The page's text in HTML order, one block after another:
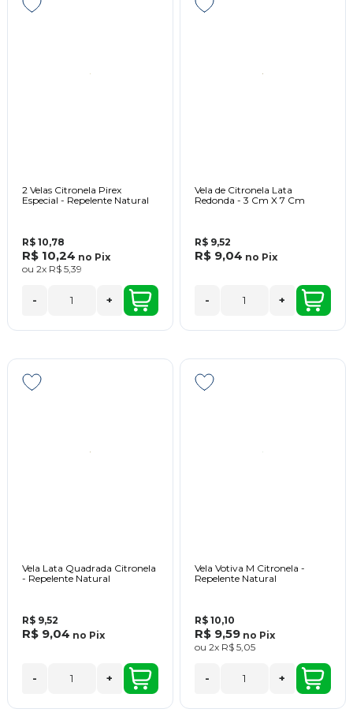
2 Velas Citronela Pirex
Especial - Repelente Natural
R$ 10,78
R$ 10,24 no Pix
ou 2x R$ 5,39
- +
Vela de Citronela Lata
Redonda - 3 Cm X 7 Cm
R$ 9,52
R$ 9,04 no Pix
- +
Vela Lata Quadrada Citronela
- Repelente Natural
R$ 9,52
R$ 9,04 no Pix
- +
Vela Votiva M Citronela -
Repelente Natural
R$ 10,10
R$ 9,59 no Pix
ou 2x R$ 5,05
- +